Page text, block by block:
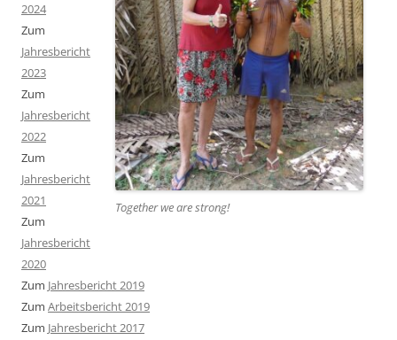
Together we are strong!
2024
Zum
Jahresbericht
2023
Zum
Jahresbericht
2022
Zum
Jahresbericht
2021
Zum
Jahresbericht
2020
Zum Jahresbericht 2019
Zum Arbeitsbericht 2019
Zum Jahresbericht 2017